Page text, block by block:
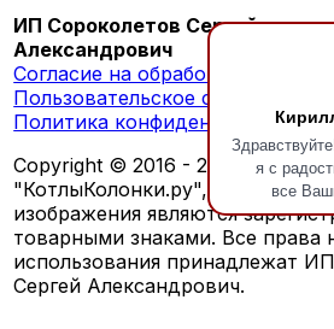
я с
все
ИП Сороколетов Сергей
Александрович
Согласие на обработку
Пользовательское соглашение
Политика конфиденциальности
Copyright © 2016 - 2026 г.
"КотлыКолонки.ру",
изображения являются
товарными знаками. Все права
использования принадлежат
Сергей Александрович.